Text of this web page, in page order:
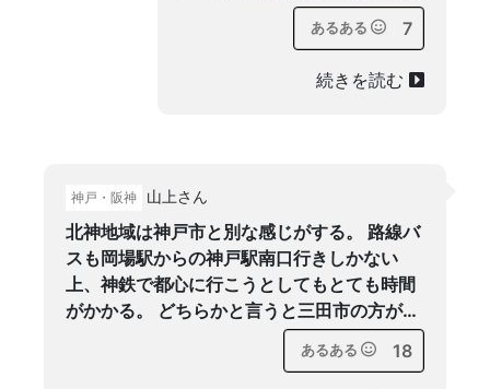
あるある 7
続きを読む
神戸・阪神 山上さん
北神地域は神戸市と別な感じがする。 路線バ
スも岡場駅からの神戸駅南口行きしかない
上、神鉄で都心に行こうとしてもとても時間
がかかる。 どちらかと言うと三田市の方が…
あるある 18